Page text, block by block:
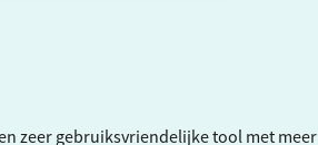
zeer gebruiksvriendelijke tool met meer